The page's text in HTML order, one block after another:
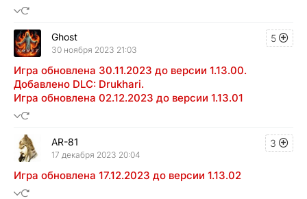
5
Ghost
30 ноября 2023 21:03
Игра обновлена 30.11.2023 до версии 1.13.00.
Добавлено DLC: Drukhari.
Игра обновлена 02.12.2023 до версии 1.13.01
3
AR-81
17 декабря 2023 20:04
Игра обновлена 17.12.2023 до версии 1.13.02